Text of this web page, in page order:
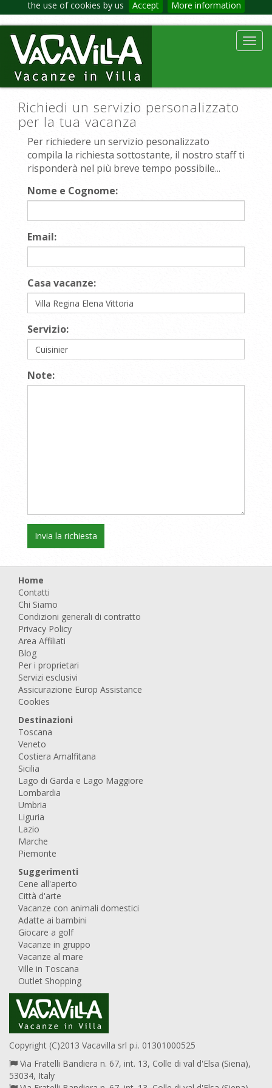
the use of cookies by us Accept More information
Richiedi un servizio personalizzato
per la tua vacanza
Per richiedere un servizio pesonalizzato
compila la richiesta sottostante, il nostro staff ti
risponderà nel più breve tempo possibile...
Nome e Cognome:
Email:
Casa vacanze:
Servizio:
Note:
Home
Contatti
Chi Siamo
Condizioni generali di contratto
Privacy Policy
Area Affiliati
Blog
Per i proprietari
Servizi esclusivi
Assicurazione Europ Assistance
Cookies
Destinazioni
Toscana
Veneto
Costiera Amalfitana
Sicilia
Lago di Garda e Lago Maggiore
Lombardia
Umbria
Liguria
Lazio
Marche
Piemonte
Suggerimenti
Cene all'aperto
Città d'arte
Vacanze con animali domestici
Adatte ai bambini
Giocare a golf
Vacanze in gruppo
Vacanze al mare
Ville in Toscana
Outlet Shopping
Copyright (C)2013 Vacavilla srl p.i. 01301000525
Via Fratelli Bandiera n. 67, int. 13, Colle di val d'Elsa (Siena),
53034, Italy